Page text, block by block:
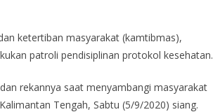
ketertiban masyarakat (kamtibmas),
patroli pendisiplinan protokol kesehatan.
rekannya saat menyambangi masyarakat
Tengah, Sabtu (5/9/2020) siang.